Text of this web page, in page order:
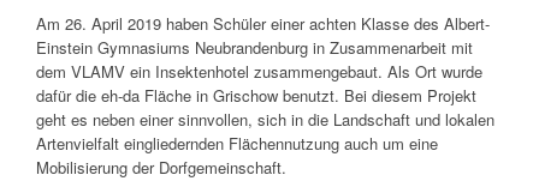
Am 26. April 2019 haben Schüler einer achten Klasse des Albert-
Einstein Gymnasiums Neubrandenburg in Zusammenarbeit mit
dem VLAMV ein Insektenhotel zusammengebaut. Als Ort wurde
dafür die eh-da Fläche in Grischow benutzt. Bei diesem Projekt
geht es neben einer sinnvollen, sich in die Landschaft und lokalen
Artenvielfalt eingliedernden Flächennutzung auch um eine
Mobilisierung der Dorfgemeinschaft.